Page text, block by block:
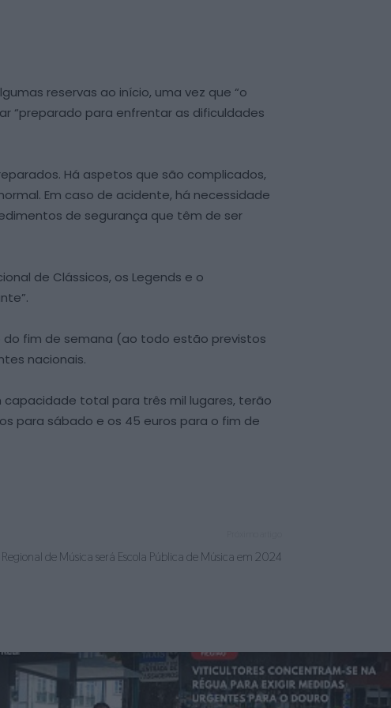
reservas ao início, uma vez que “o
“preparado para enfrentar as dificuldades
Há aspetos que são complicados,
Em caso de acidente, há necessidade
de segurança que têm de ser
de Clássicos, os Legends e o
do fim de semana (ao todo estão previstos
nacionais.
total para três mil lugares, terão
para sábado e os 45 euros para o fim de
de Música será Escola Pública de Música em 2024